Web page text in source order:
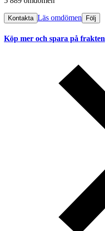
Kontakta Läs omdömen Följ
Köp mer och spara på frakten